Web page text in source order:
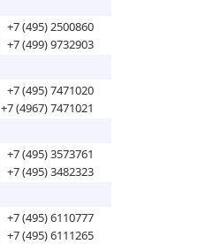
+7 (495) 2500860
+7 (499) 9732903
+7 (495) 7471020
+7 (4967) 7471021
+7 (495) 3573761
+7 (495) 3482323
+7 (495) 6110777
+7 (495) 6111265